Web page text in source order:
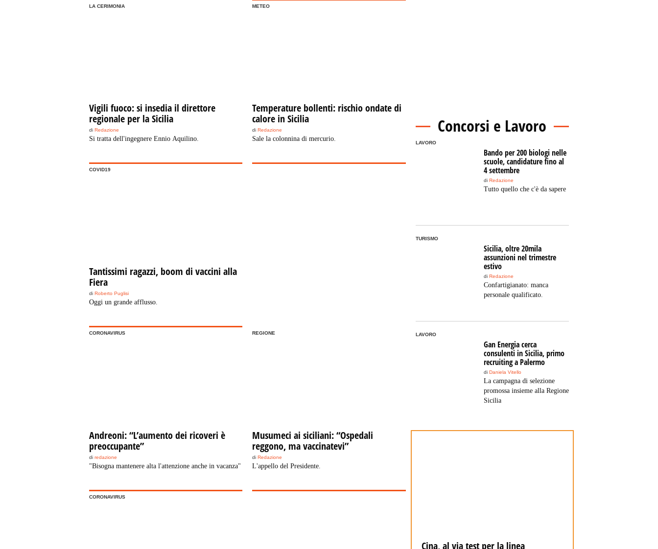
LA CERIMONIA
Vigili fuoco: si insedia il direttore
regionale per la Sicilia
di Redazione
Si tratta dell'ingegnere Ennio Aquilino.
METEO
Temperature bollenti: rischio ondate di
calore in Sicilia
diRedazione
Sale la colonnina di mercurio.
COVID19
Tantissimi ragazzi, boom di vaccini alla
Fiera
di Roberto Puglisi
Oggi un grande afflusso.
CORONAVIRUS
Andreoni: “L’aumento dei ricoveri è
preoccupante”
di redazione
"Bisogna mantenere alta l'attenzione anche in vacanza"
REGIONE
Musumeci ai siciliani: “Ospedali
reggono, ma vaccinatevi”
diRedazione
L'appello del Presidente.
CORONAVIRUS
Concorsi e Lavoro
LAVORO
Bando per 200 biologi nelle
scuole, candidature fino al
4 settembre
di Redazione
Tutto quello che c'è da sapere
TURISMO
Sicilia, oltre 20mila
assunzioni nel trimestre
estivo
di Redazione
Confartigianato: manca
personale qualificato.
LAVORO
Gan Energia cerca
consulenti in Sicilia, primo
recruiting a Palermo
di Daniela Vitello
La campagna di selezione
promossa insieme alla Regione
Sicilia
Cina, al via test per la linea